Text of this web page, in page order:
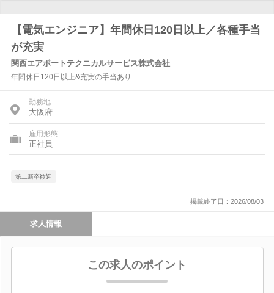
【電気エンジニア】年間休日120日以上／各種手当
が充実
関西エアポートテクニカルサービス株式会社
年間休日120日以上&充実の手当あり
勤務地
大阪府
雇用形態
正社員
第二新卒歓迎
掲載終了日：2026/08/03
求人情報
この求人のポイント